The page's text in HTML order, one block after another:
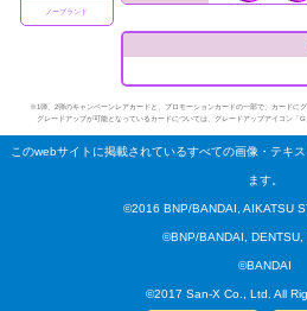
ノーブランド
※1弾、2弾のキャンペーンレアカードと、プロモーションカードの一部で、カードに
グレードアップが可能となっているカードについては、グレードアップアイコン「
このwebサイトに掲載されているすべての画像・テキ
ます。
©2016 BNP/BANDAI, AIKATSU
©BNP/BANDAI, DENTSU,
©BANDAI
©2017 San-X Co., Ltd. All